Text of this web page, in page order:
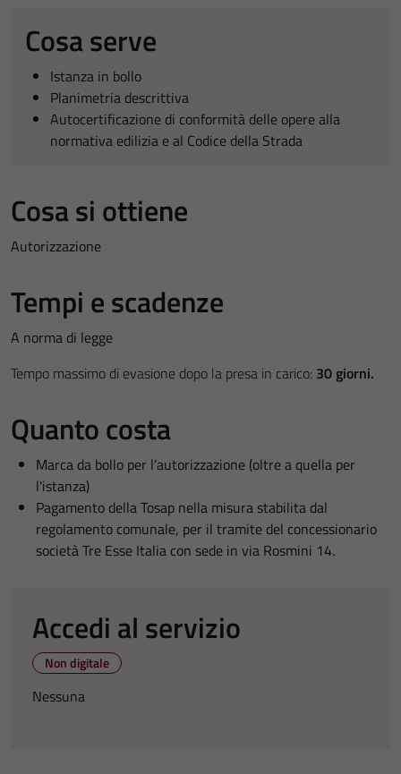
Cosa serve
Istanza in bollo
Planimetria descrittiva
Autocertificazione di conformità delle opere alla
normativa edilizia e al Codice della Strada
Cosa si ottiene
Autorizzazione
Tempi e scadenze
A norma di legge
Tempo massimo di evasione dopo la presa in carico: 30 giorni.
Quanto costa
Marca da bollo per l’autorizzazione (oltre a quella per
l'istanza)
Pagamento della Tosap nella misura stabilita dal
regolamento comunale, per il tramite del concessionario
società Tre Esse Italia con sede in via Rosmini 14.
Accedi al servizio
Non digitale
Nessuna